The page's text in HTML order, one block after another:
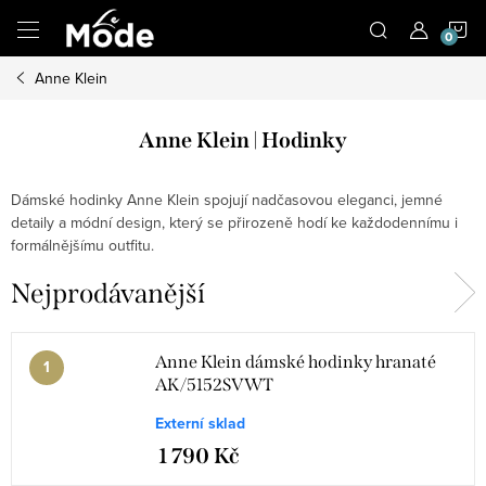
obsah
Anne Klein
Anne Klein | Hodinky
Dámské hodinky Anne Klein spojují nadčasovou eleganci, jemné
detaily a módní design, který se přirozeně hodí ke každodennímu i
formálnějšímu outfitu.
Nejprodávanější
Anne Klein dámské hodinky hranaté
AK/5152SVWT
Externí sklad
1 790 Kč